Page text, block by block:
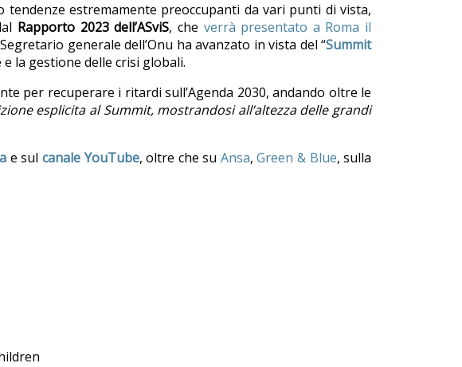
tendenze estremamente preoccupanti da vari punti di vista,
Rapporto 2023 dell’ASviS, che verrà presentato a Roma il
generale dell’Onu ha avanzato in vista del “Summit
la gestione delle crisi globali.
per recuperare i ritardi sull’Agenda 2030, andando oltre le
esplicita al Summit, mostrandosi all’altezza delle grandi
e sul canale YouTube, oltre che su Ansa,Green & Blue, sulla